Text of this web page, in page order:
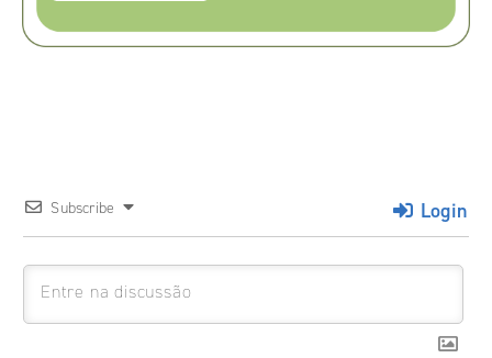
Subscribe Login